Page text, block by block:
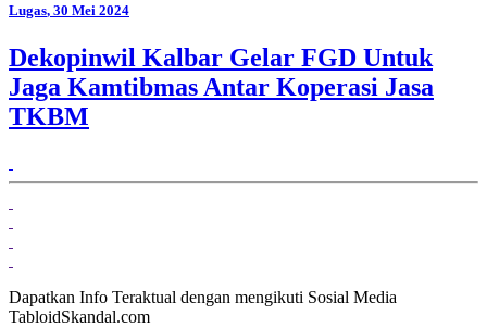
Lugas, 30 Mei 2024
Dekopinwil Kalbar Gelar FGD Untuk
Jaga Kamtibmas Antar Koperasi Jasa
TKBM
Dapatkan Info Teraktual dengan mengikuti Sosial Media
TabloidSkandal.com